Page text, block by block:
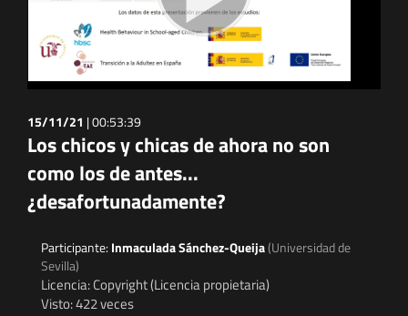
15/11/21 |00:53:39
Los chicos y chicas de ahora no son
como los de antes...
¿desafortunadamente?
Participante: Inmaculada Sánchez-Queija(Universidad de
Sevilla)
Licencia: Copyright (Licencia propietaria)
Visto: 422 veces